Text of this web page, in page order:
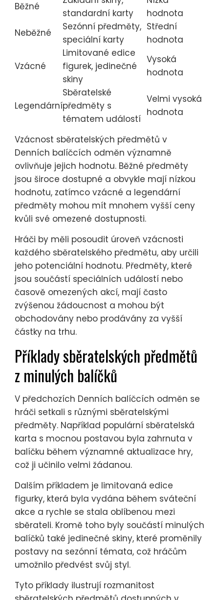
Běžné
standardní karty
hodnota
Neběžné
Sezónní předměty,
speciální karty
Střední
hodnota
Vzácné
Limitované edice
figurek, jedinečné
skiny
Vysoká
hodnota
Legendární
Sběratelské
předměty s
tématem událostí
Velmi vysoká
hodnota
Vzácnost sběratelských předmětů v
Denních balíčcích odměn významně
ovlivňuje jejich hodnotu. Běžné předměty
jsou široce dostupné a obvykle mají nízkou
hodnotu, zatímco vzácné a legendární
předměty mohou mít mnohem vyšší ceny
kvůli své omezené dostupnosti.
Hráči by měli posoudit úroveň vzácnosti
každého sběratelského předmětu, aby určili
jeho potenciální hodnotu. Předměty, které
jsou součástí speciálních událostí nebo
časově omezených akcí, mají často
zvýšenou žádoucnost a mohou být
obchodovány nebo prodávány za vyšší
částky na trhu.
Příklady sběratelských předmětů
z minulých balíčků
V předchozích Denních balíčcích odměn se
hráči setkali s různými sběratelskými
předměty. Například populární sběratelská
karta s mocnou postavou byla zahrnuta v
balíčku během významné aktualizace hry,
což ji učinilo velmi žádanou.
Dalším příkladem je limitovaná edice
figurky, která byla vydána během sváteční
akce a rychle se stala oblíbenou mezi
sběrateli. Kromě toho byly součástí minulých
balíčků také jedinečné skiny, které proměnily
postavy na sezónní témata, což hráčům
umožnilo předvést svůj styl.
Tyto příklady ilustrují rozmanitost